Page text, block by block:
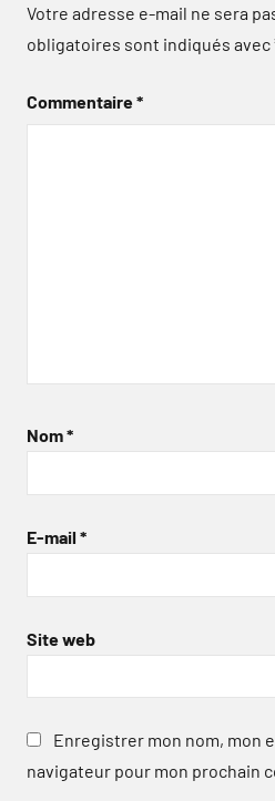
Votre adresse e-mail ne sera
obligatoires sont indiqués avec
Commentaire*
Nom*
E-mail *
Site web
Enregistrer mon nom, mon
navigateur pour mon prochain